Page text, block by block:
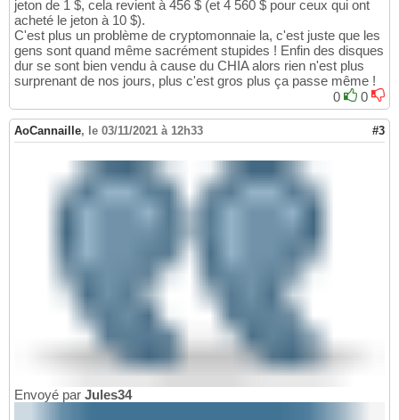
jeton de 1 $, cela revient à 456 $ (et 4 560 $ pour ceux qui ont
acheté le jeton à 10 $).
C'est plus un problème de cryptomonnaie la, c'est juste que les
gens sont quand même sacrément stupides ! Enfin des disques
dur se sont bien vendu à cause du CHIA alors rien n'est plus
surprenant de nos jours, plus c'est gros plus ça passe même !
0
0
AoCannaille, le 03/11/2021 à 12h33 #3
Envoyé par Jules34